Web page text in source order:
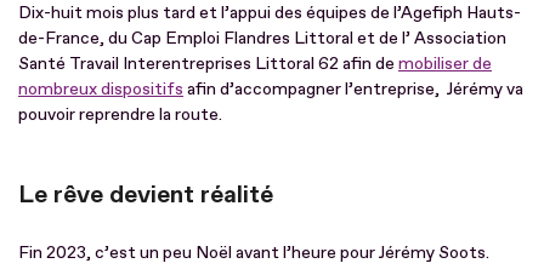
Dix-huit mois plus tard et l’appui des équipes de l’Agefiph Hauts-
de-France, du Cap Emploi Flandres Littoral et de l’ Association
Santé Travail Interentreprises Littoral 62 afin de mobiliser de
nombreux dispositifs afin d’accompagner l’entreprise, Jérémy va
pouvoir reprendre la route.
Le rêve devient réalité
Fin 2023, c’est un peu Noël avant l’heure pour Jérémy Soots.